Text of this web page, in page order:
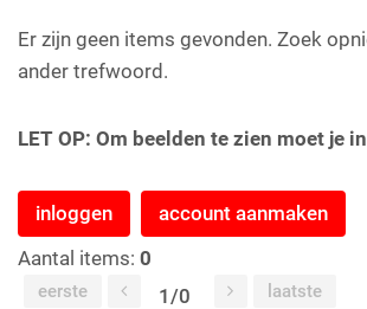
Er zijn geen items gevonden. Zoek
ander trefwoord.
LET OP: Om beelden te zien moet je
inloggen
account aanmaken
Aantal items: 0
eerste 1/0 laatste